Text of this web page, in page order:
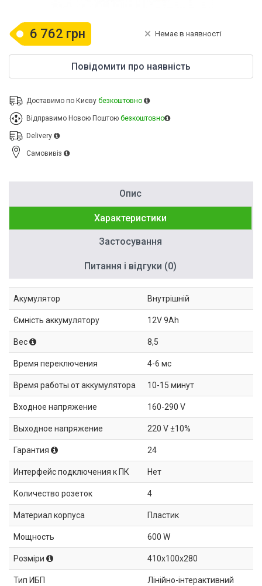
6 762 грн Немає в наявності
Повідомити про наявність
Доставимо по Києву безкоштовно
Відправимо Новою Поштою безкоштовно
Delivery
Cамовивіз
Опис
Характеристики
Застосування
Питання і відгуки (0)
Акумулятор Внутрішній
Ємність аккумулятору 12V 9Ah
Вес 8,5
Время переключения 4-6 мс
Время работы от аккумулятора 10-15 минут
Входное напряжение 160-290 V
Выходное напряжение 220 V ±10%
Гарантия 24
Интерфейс подключения к ПК Нет
Количество розеток 4
Материал корпуса Пластик
Мощность 600 W
Розміри 410x100x280
Тип ИБП Лінійно-інтерактивний